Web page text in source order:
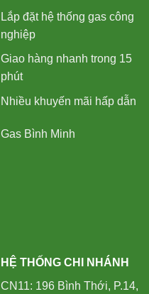
Lắp đặt hệ thống gas công
nghiệp
Giao hàng nhanh trong 15
phút
Nhiều khuyến mãi hấp dẫn
Gas Bình Minh
HỆ THỐNG CHI NHÁNH
CN11: 196 Bình Thới, P.14,